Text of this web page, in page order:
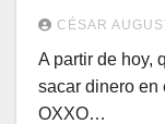
CÉSAR
A partir de hoy,
sacar dinero en
OXXO…